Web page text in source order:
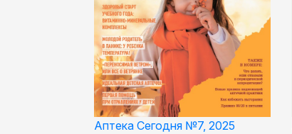
Аптека Сегодня №7, 2025